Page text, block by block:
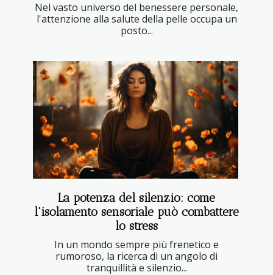
Nel vasto universo del benessere personale,
l'attenzione alla salute della pelle occupa un
posto...
La potenza del silenzio: come
l'isolamento sensoriale può combattere
lo stress
In un mondo sempre più frenetico e
rumoroso, la ricerca di un angolo di
tranquillità e silenzio...